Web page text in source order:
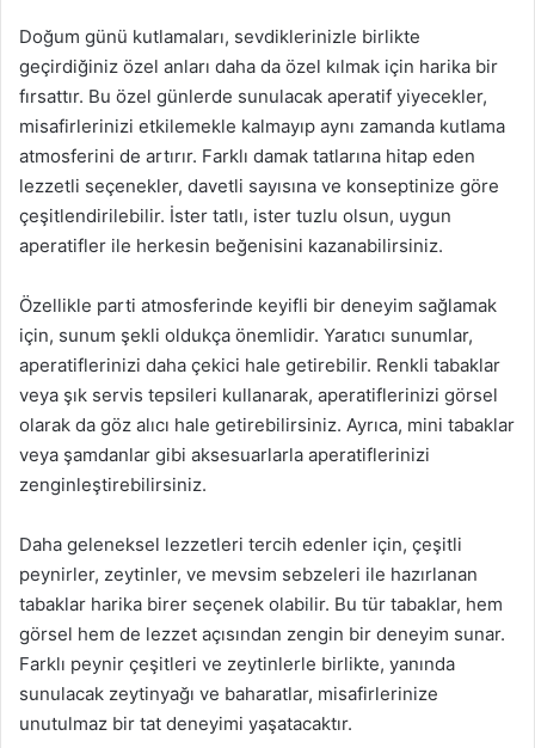
Doğum günü kutlamaları, sevdiklerinizle birlikte
geçirdiğiniz özel anları daha da özel kılmak için harika bir
fırsattır. Bu özel günlerde sunulacak aperatif yiyecekler,
misafirlerinizi etkilemekle kalmayıp aynı zamanda kutlama
atmosferini de artırır. Farklı damak tatlarına hitap eden
lezzetli seçenekler, davetli sayısına ve konseptinize göre
çeşitlendirilebilir. İster tatlı, ister tuzlu olsun, uygun
aperatifler ile herkesin beğenisini kazanabilirsiniz.
Özellikle parti atmosferinde keyifli bir deneyim sağlamak
için, sunum şekli oldukça önemlidir. Yaratıcı sunumlar,
aperatiflerinizi daha çekici hale getirebilir. Renkli tabaklar
veya şık servis tepsileri kullanarak, aperatiflerinizi görsel
olarak da göz alıcı hale getirebilirsiniz. Ayrıca, mini tabaklar
veya şamdanlar gibi aksesuarlarla aperatiflerinizi
zenginleştirebilirsiniz.
Daha geleneksel lezzetleri tercih edenler için, çeşitli
peynirler, zeytinler, ve mevsim sebzeleri ile hazırlanan
tabaklar harika birer seçenek olabilir. Bu tür tabaklar, hem
görsel hem de lezzet açısından zengin bir deneyim sunar.
Farklı peynir çeşitleri ve zeytinlerle birlikte, yanında
sunulacak zeytinyağı ve baharatlar, misafirlerinize
unutulmaz bir tat deneyimi yaşatacaktır.